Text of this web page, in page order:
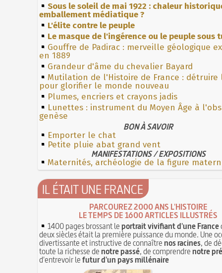
Sous le soleil de mai 1922 : chaleur
emballement médiatique ?
L'élite contre le peuple
Le masque de l'ingérence ou le peuple sous
Gouffre de Padirac : merveille géologique
en 1889
Grandeur d'âme du chevalier Bayard
Mutilation de l'Histoire de France : détruire
pour glorifier le monde nouveau
Plumes, encriers et crayons jadis
Lunettes : instrument du Moyen Âge à
genèse
BON À SAVOIR
Emporter le chat
Petite pluie abat grand vent
MANIFESTATIONS / EXPOSITIONS
Maternités, archéologie de la figure
IL ÉTAIT UNE FRANCE
PARCOUREZ 2000 ANS L'HISTOIRE
LE TEMPS DE 1600 ARTICLES ILLUSTRÉS
1400 pages brossant leportrait vivifiant d'une France
deux siècles était la première puissance du monde. Une
divertissante et instructive de connaîtrenos racines, de
toute la richesse denotre passé, de comprendrenotre
d'entrevoir lefutur d'un pays millénaire